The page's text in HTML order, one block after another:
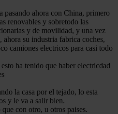
pasando ahora con China, primero
renovables y sobretodo las
y de movilidad, y una vez
ahora su industria fabrica coches,
camiones electricos para casi todo
ha tenido que haber electricdad
la casa por el tejado, lo esta
y le va a salir bien.
con otro, u otros paises.